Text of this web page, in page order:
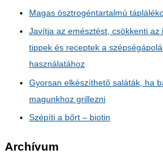
Magas ösztrogéntartalmú
Javítja az emésztést, csökkenti
tippek és receptek a
használatához
Gyorsan elkészíthető saláták, ha
magunkhoz grillezni
Szépíti a bőrt – biotin
Archívum